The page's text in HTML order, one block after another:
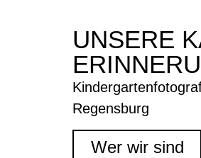
UNSERE
Regensburg
Wer wir sind